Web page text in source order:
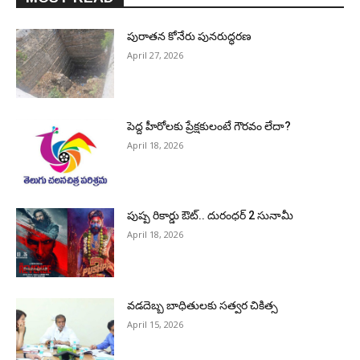
పురాత‌న కోనేరు పున‌రుద్ధ‌ర‌ణ
April 27, 2026
పెద్ద హీరోల‌కు ప్రేక్ష‌కులంటే గౌర‌వం లేదా?
April 18, 2026
పుష్ప రికార్డు ఔట్‌.. దురంధ‌ర్ 2 సునామీ
April 18, 2026
వడదెబ్బ బాధితులకు సత్వర చికిత్స
April 15, 2026